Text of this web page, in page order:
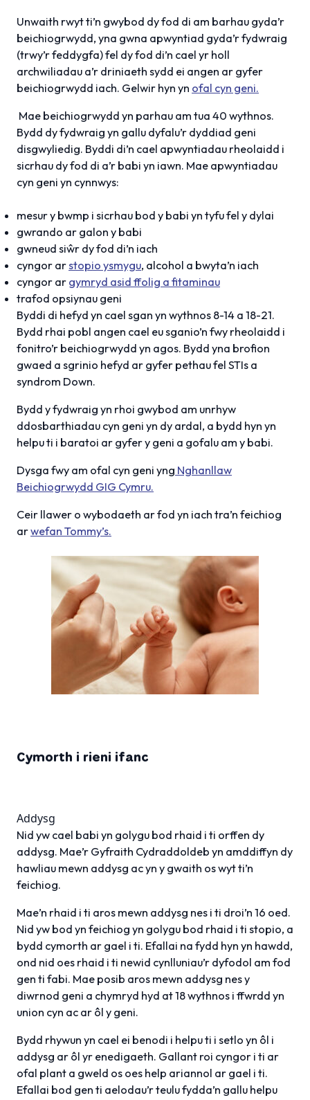
Unwaith rwyt ti’n gwybod dy fod di am barhau gyda’r
beichiogrwydd, yna gwna apwyntiad gyda’r fydwraig
(trwy’r feddygfa) fel dy fod di’n cael yr holl
archwiliadau a’r driniaeth sydd ei angen ar gyfer
beichiogrwydd iach. Gelwir hyn yn ofal cyn geni.
Mae beichiogrwydd yn parhau am tua 40 wythnos.
Bydd dy fydwraig yn gallu dyfalu’r dyddiad geni
disgwyliedig. Byddi di’n cael apwyntiadau rheolaidd i
sicrhau dy fod di a’r babi yn iawn. Mae apwyntiadau
cyn geni yn cynnwys:
mesur y bwmp i sicrhau bod y babi yn tyfu fel y dylai
gwrando ar galon y babi
gwneud siŵr dy fod di’n iach
cyngor arstopio ysmygu, alcohol a bwyta’n iach
cyngor ar gymryd asid ffolig a fitaminau
trafod opsiynau geni
Byddi di hefyd yn cael sgan yn wythnos 8-14 a 18-21.
Bydd rhai pobl angen cael eu sganio’n fwy rheolaidd i
fonitro’r beichiogrwydd yn agos. Bydd yna brofion
gwaed a sgrinio hefyd ar gyfer pethau fel STIs a
syndrom Down.
Bydd y fydwraig yn rhoi gwybod am unrhyw
ddosbarthiadau cyn geni yn dy ardal, a bydd hyn yn
helpu ti i baratoi ar gyfer y geni a gofalu am y babi.
Dysga fwy am ofal cyn geni yng Nghanllaw
Beichiogrwydd GIG Cymru.
Ceir llawer o wybodaeth ar fod yn iach tra’n feichiog
arwefan Tommy’s.
Cymorth i rieni ifanc
Addysg
Nid yw cael babi yn golygu bod rhaid i ti orffen dy
addysg. Mae’r Gyfraith Cydraddoldeb yn amddiffyn dy
hawliau mewn addysg ac yn y gwaith os wyt ti’n
feichiog.
Mae’n rhaid i ti aros mewn addysg nes i ti droi’n 16 oed.
Nid yw bod yn feichiog yn golygu bod rhaid i ti stopio, a
bydd cymorth ar gael i ti. Efallai na fydd hyn yn hawdd,
ond nid oes rhaid i ti newid cynlluniau’r dyfodol am fod
gen ti fabi. Mae posib aros mewn addysg nes y
diwrnod geni a chymryd hyd at 18 wythnos i ffwrdd yn
union cyn ac ar ôl y geni.
Bydd rhywun yn cael ei benodi i helpu ti i setlo yn ôl i
addysg ar ôl yr enedigaeth. Gallant roi cyngor i ti ar
ofal plant a gweld os oes help ariannol ar gael i ti.
Efallai bod gen ti aelodau’r teulu fydda’n gallu helpu